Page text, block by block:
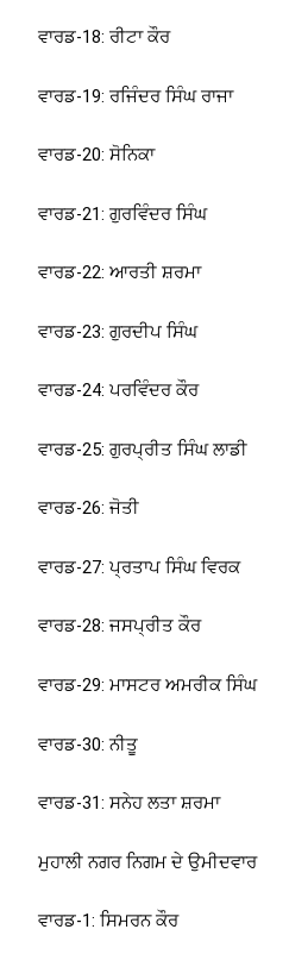
ਵਾਰਡ-18: ਰੀਟਾ ਕੌਰ
ਵਾਰਡ-19: ਰਜਿੰਦਰ ਸਿੰਘ ਰਾਜਾ
ਵਾਰਡ-20: ਸੋਨਿਕਾ
ਵਾਰਡ-21: ਗੁਰਵਿੰਦਰ ਸਿੰਘ
ਵਾਰਡ-22: ਆਰਤੀ ਸ਼ਰਮਾ
ਵਾਰਡ-23: ਗੁਰਦੀਪ ਸਿੰਘ
ਵਾਰਡ-24: ਪਰਵਿੰਦਰ ਕੌਰ
ਵਾਰਡ-25: ਗੁਰਪ੍ਰੀਤ ਸਿੰਘ ਲਾਡੀ
ਵਾਰਡ-26: ਜੋਤੀ
ਵਾਰਡ-27: ਪ੍ਰਤਾਪ ਸਿੰਘ ਵਿਰਕ
ਵਾਰਡ-28: ਜਸਪ੍ਰੀਤ ਕੌਰ
ਵਾਰਡ-29: ਮਾਸਟਰ ਅਮਰੀਕ ਸਿੰਘ
ਵਾਰਡ-30: ਨੀਤੂ
ਵਾਰਡ-31: ਸਨੇਹ ਲਤਾ ਸ਼ਰਮਾ
ਮੁਹਾਲੀ ਨਗਰ ਨਿਗਮ ਦੇ ਉਮੀਦਵਾਰ
ਵਾਰਡ-1: ਸਿਮਰਨ ਕੌਰ